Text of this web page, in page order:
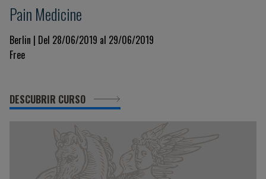
Pain Medicine
Berlin | Del 28/06/2019 al 29/06/2019
Free
DESCUBRIR CURSO